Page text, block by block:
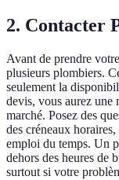
2. Contacter
Avant de prendre
plusieurs plombiers.
seulement la
devis, vous aurez une
marché. Posez des
des créneaux
emploi du temps. Un
dehors des heures de
surtout si votre